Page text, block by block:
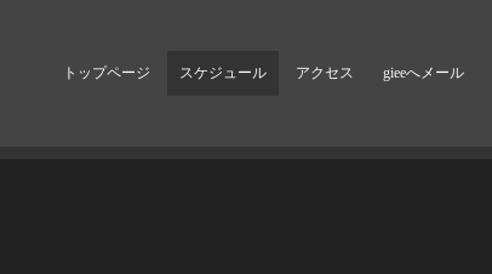
トップページ スケジュール アクセス gieeへメール